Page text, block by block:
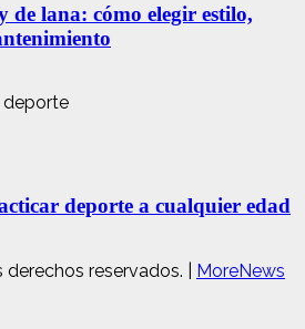
de lana: cómo elegir estilo,
deporte a cualquier edad
reservados.
MoreNews